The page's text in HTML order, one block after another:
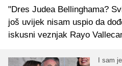
"Dres Judea Bellinghama?
još uvijek nisam uspio da
iskusni veznjak Rayo
I sam